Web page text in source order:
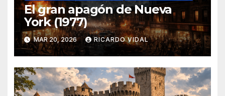
El gran apagón de Nueva
York (1977)
MAR 20, 2026 RICARDO VIDAL